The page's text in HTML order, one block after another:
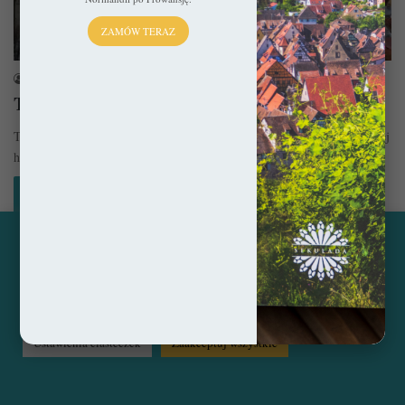
Estonia
Tallin na weekend
Tallin to miasto idealne na tak zwany city break. Pomimo wielowiekowej
historii nie ma tu natłoku zabytków, ani tabunu turystów,…
© Copyright 2014 - 2026, All Rights Reserved by sekulada.com
PinterestInstagram
Ta strona korzysta z ciasteczek, aby świadczyć usługi na
najwyższym poziomie. Klikając opcję "Zaakceptuj wszystkie"
zgadzasz się na użycie wszystkich ciasteczek. Możesz również
przejść do "Ustawień Ciasteczek", aby zgodzić się tylko na
Czytaj więcej...
Ustawienia ciasteczek Zaakceptuj wszystkie
ZAMÓW TERAZ